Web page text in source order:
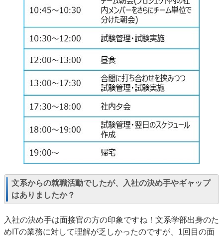
文系からの就職活動でしたが、入社の決め手やギャップ
はありましたか？
入社の決め手は面接官の方の印象ですね！文系学部出身のた
めITの業務に対して理解が乏しかったのですが、1回目の面